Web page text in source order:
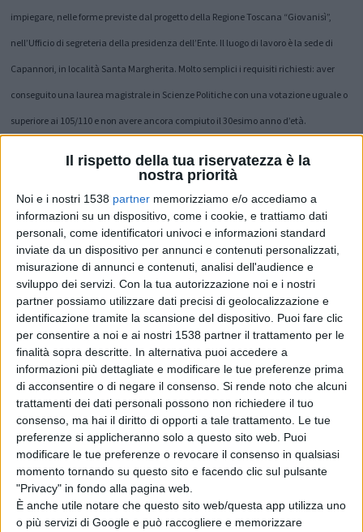
Il rispetto della tua riservatezza è la
nostra priorità
Noi e i nostri 1538 partner memorizziamo e/o accediamo a
informazioni su un dispositivo, come i cookie, e trattiamo dati
personali, come identificatori univoci e informazioni standard
inviate da un dispositivo per annunci e contenuti personalizzati,
misurazione di annunci e contenuti, analisi dell'audience e
sviluppo dei servizi. Con la tua autorizzazione noi e i nostri
partner possiamo utilizzare dati precisi di geolocalizzazione e
identificazione tramite la scansione del dispositivo. Puoi fare clic
per consentire a noi e ai nostri 1538 partner il trattamento per le
finalità sopra descritte. In alternativa puoi accedere a
informazioni più dettagliate e modificare le tue preferenze prima
di acconsentire o di negare il consenso. Si rende noto che alcuni
trattamenti dei dati personali possono non richiedere il tuo
consenso, ma hai il diritto di opporti a tale trattamento. Le tue
preferenze si applicheranno solo a questo sito web. Puoi
modificare le tue preferenze o revocare il consenso in qualsiasi
momento tornando su questo sito e facendo clic sul pulsante
"Privacy" in fondo alla pagina web.
È anche utile notare che questo sito web/questa app utilizza uno
o più servizi di Google e può raccogliere e memorizzare
impiegare, nelle forme previste dal progetto della Regione Toscana “Giovanisì”,
nell’Ufficio di segreteria della presidenza dell’Ente. Il luogo di lavoro è la sede di
Capannori, in località Santa Margherita. Molto semplici i requisiti richiesti: aver
conseguito una laurea magistrale in Scienze Politiche con una votazione uguale o
superiore ai 105/110 e non avere ancora compiuto il 30esimo anno d’età.
Chi è interessato può presentare la propria domanda di
candidatura in carta libera, corredata da dettagliato
curriculum, alla sede di Capannori del Consorzio: di
persona (via dello Scatena 4, 55012 Santa Margherita-
Capannori), o tramite email a info@cbbientina.it o
tramite PEC a cbbientina@pec.it.
La data di scadenza è il prossimo 15 ottobre.
Per ogni ulteriore informazione è attivo (dal lunedì al
venerdì, dalle ore 8,30 alle ore 12,30) il numero verde
gratuito 800/999778.
Condividi su: